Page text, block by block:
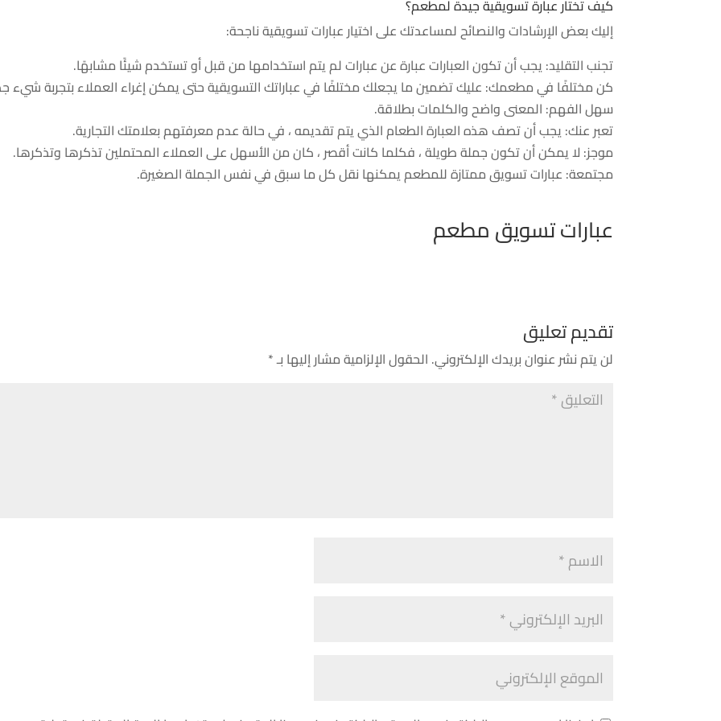
كيف تختار عبارة تسويقية جيدة لمطعم؟
إليك بعض الإرشادات والنصائح لمساعدتك على اختيار عبارات تسويقية ناجحة:
تجنب التقليد: يجب أن تكون العبارات عبارة عن عبارات لم يتم استخدامها من قبل أو تستخدم شيئًا مشابهًا.
كن مختلفًا في مطعمك: عليك تضمين ما يجعلك مختلفًا في عباراتك التسويقية حتى يمكن إغراء العملاء بتجربة شيء
سهل الفهم: المعنى واضح والكلمات بطلاقة.
تعبر عنك: يجب أن تصف هذه العبارة الطعام الذي يتم تقديمه ، في حالة عدم معرفتهم بعلامتك التجارية.
موجز: لا يمكن أن تكون جملة طويلة ، فكلما كانت أقصر ، كان من الأسهل على العملاء المحتملين تذكرها وتذكرها.
مجتمعة: عبارات تسويق ممتازة للمطعم يمكنها نقل كل ما سبق في نفس الجملة الصغيرة.
عبارات تسويق مطعم
تقديم تعليق
لن يتم نشر عنوان بريدك الإلكتروني. الحقول الإلزامية مشار إليها بـ*